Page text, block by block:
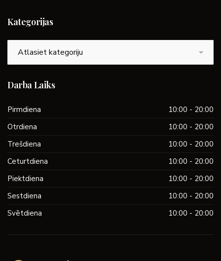
Kategorijas
Darba Laiks
Pirmdiena
10:00 - 20:00
Otrdiena
10:00 - 20:00
Trešdiena
10:00 - 20:00
Ceturtdiena
10:00 - 20:00
Piektdiena
10:00 - 20:00
Sestdiena
10:00 - 20:00
Svētdiena
10:00 - 20:00